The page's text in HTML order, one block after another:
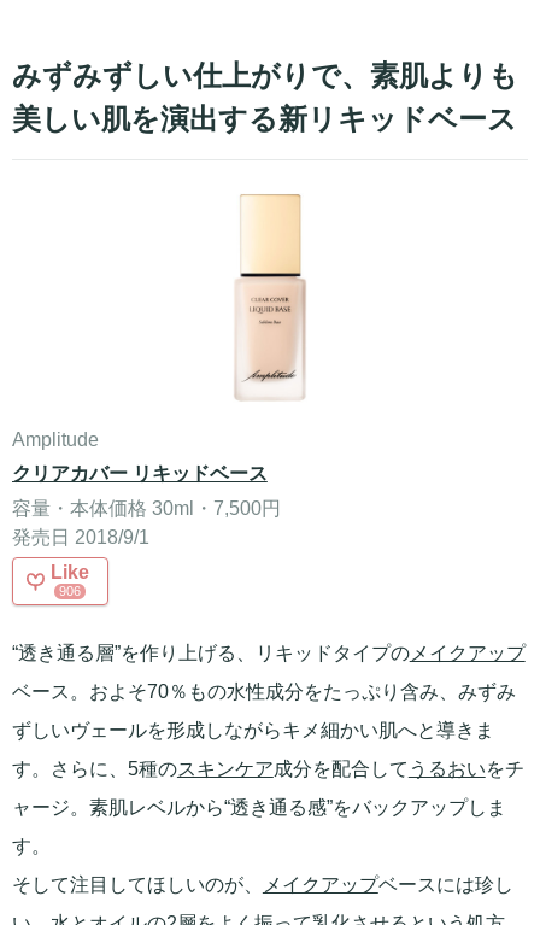
みずみずしい仕上がりで、素肌よりも
美しい肌を演出する新リキッドベース
Amplitude
クリアカバー リキッドベース
容量・本体価格 30ml・7,500円
発売日 2018/9/1
Like
906
“透き通る層”を作り上げる、リキッドタイプのメイクアップ
ベース。およそ70％もの水性成分をたっぷり含み、みずみ
ずしいヴェールを形成しながらキメ細かい肌へと導きま
す。さらに、5種のスキンケア成分を配合して うるおいをチ
ャージ。素肌レベルから“透き通る感”をバックアップしま
す。
そして注目してほしいのが、
メイクアップベースには珍し